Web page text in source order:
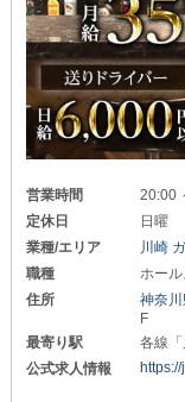
営業時間
20:00
定休日
日曜
業種/エリア
川崎
職種
ホー
住所
神奈川
F
最寄り駅
各線
公式求人情報